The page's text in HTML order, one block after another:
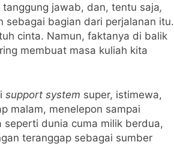
jawab, dan, tentu saja,
sebagai bagian dari perjalanan itu.
cinta. Namun, faktanya di balik
membuat masa kuliah kita
support system super, istimewa,
malam, menelepon sampai
seperti dunia cuma milik berdua,
teranggap sebagai sumber